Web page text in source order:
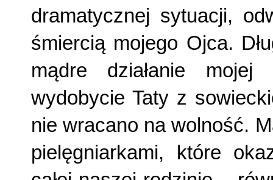
dramatycznej sytuacji,
śmiercią mojego Ojca.
mądre działanie mojej
wydobycie Taty z
nie wracano na wolność.
pielęgniarkami, które